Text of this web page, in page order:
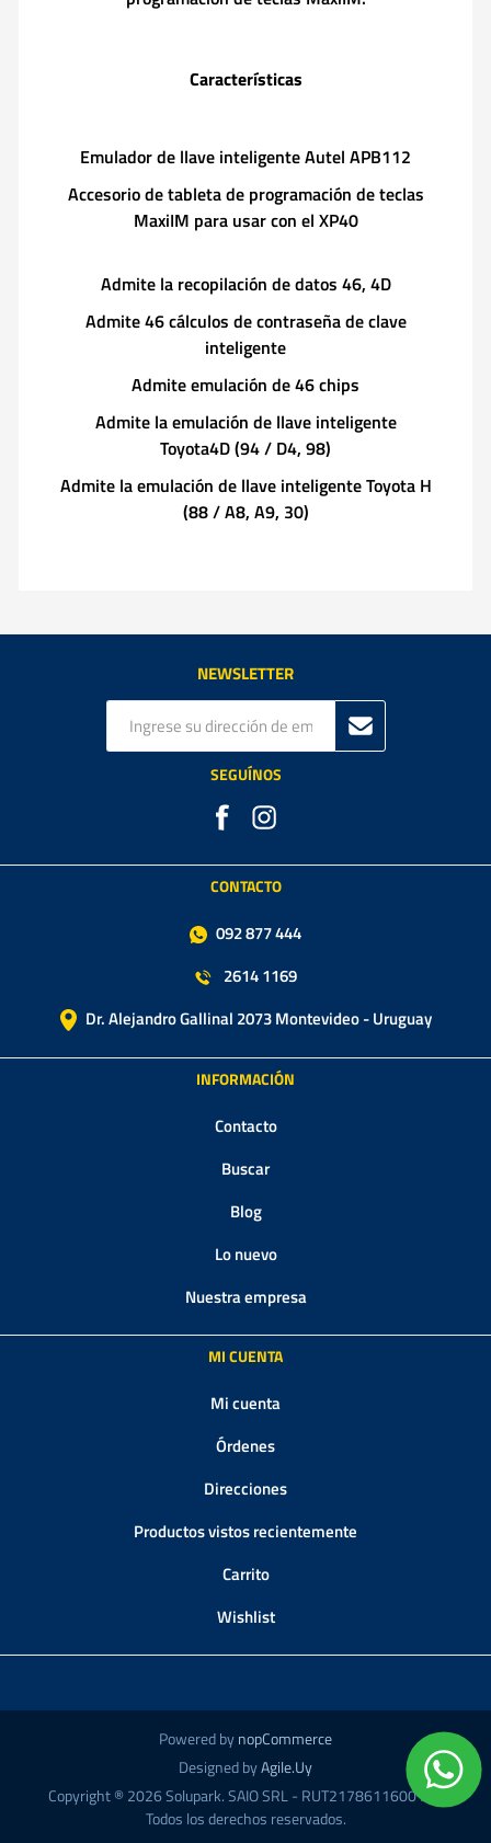
Características
Emulador de llave inteligente Autel APB112
Accesorio de tableta de programación de teclas
MaxiIM para usar con el XP40
Admite la recopilación de datos 46, 4D
Admite 46 cálculos de contraseña de clave
inteligente
Admite emulación de 46 chips
Admite la emulación de llave inteligente
Toyota4D (94 / D4, 98)
Admite la emulación de llave inteligente Toyota H
(88 / A8, A9, 30)
NEWSLETTER
SEGUÍNOS
CONTACTO
092 877 444
2614 1169
Dr. Alejandro Gallinal 2073 Montevideo - Uruguay
INFORMACIÓN
Contacto
Buscar
Blog
Lo nuevo
Nuestra empresa
MI CUENTA
Mi cuenta
Órdenes
Direcciones
Productos vistos recientemente
Carrito
Wishlist
Powered bynopCommerce
Designed byAgile.Uy
Copyright ® 2026 Solupark. SAIO SRL - RUT217861160018 -
Todos los derechos reservados.